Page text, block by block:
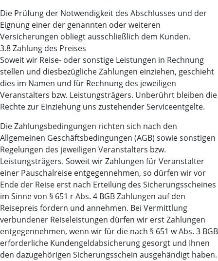
Die Prüfung der Notwendigkeit des Abschlusses und der
Eignung einer der genannten oder weiteren
Versicherungen obliegt ausschließlich dem Kunden.
3.8 Zahlung des Preises
Soweit wir Reise- oder sonstige Leistungen in Rechnung
stellen und diesbezügliche Zahlungen einziehen, geschieht
dies im Namen und für Rechnung des jeweiligen
Veranstalters bzw. Leistungsträgers. Unberührt bleiben die
Rechte zur Einziehung uns zustehender Serviceentgelte.
Die Zahlungsbedingungen richten sich nach den
Allgemeinen Geschäftsbedingungen (AGB) sowie sonstigen
Regelungen des jeweiligen Veranstalters bzw.
Leistungsträgers. Soweit wir Zahlungen für Veranstalter
einer Pauschalreise entgegennehmen, so dürfen wir vor
Ende der Reise erst nach Erteilung des Sicherungsscheines
im Sinne von § 651 r Abs. 4 BGB Zahlungen auf den
Reisepreis fordern und annehmen. Bei Vermittlung
verbundener Reiseleistungen dürfen wir erst Zahlungen
entgegennehmen, wenn wir für die nach § 651 w Abs. 3 BGB
erforderliche Kundengeldabsicherung gesorgt und Ihnen
den dazugehörigen Sicherungsschein ausgehändigt haben.